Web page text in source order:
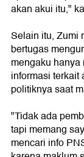
akan akui itu,"
Selain itu, Zumi
bertugas
mengaku
informasi
politiknya saat
"Tidak ada
tapi memang
mencari info